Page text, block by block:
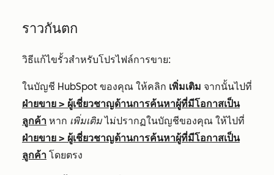
ราวกันตก
วิธีแก้ไขรั้วสำหรับโปรไฟล์การขาย:
ในบัญชี HubSpot ของคุณ ให้คลิก เพิ่มเติม จากนั้นไปที่
ฝ่ายขาย > ผู้เชี่ยวชาญด้านการค้นหาผู้ที่มีโอกาสเป็น
ลูกค้า หาก เพิ่มเติมไม่ปรากฏในบัญชีของคุณ ให้ไปที่
ฝ่ายขาย > ผู้เชี่ยวชาญด้านการค้นหาผู้ที่มีโอกาสเป็น
ลูกค้า โดยตรง